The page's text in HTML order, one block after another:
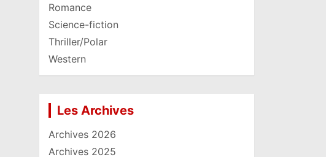
Romance
Science-fiction
Thriller/Polar
Western
Les Archives
Archives 2026
Archives 2025